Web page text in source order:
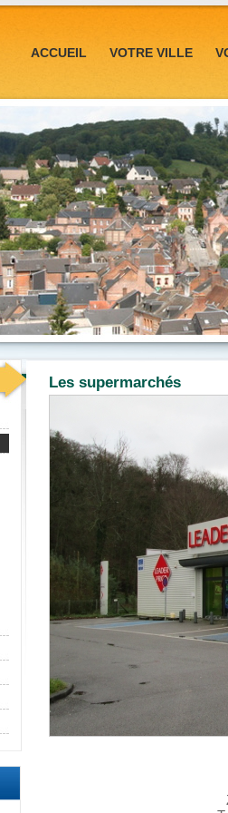
ACCUEIL VOTRE VILLE
Les supermarchés